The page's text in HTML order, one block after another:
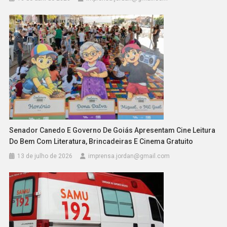
Senador Canedo E Governo De Goiás Apresentam Cine Leitura
Do Bem Com Literatura, Brincadeiras E Cinema Gratuito
13 de julho de 2026 imprensa.jordan@gmail.com